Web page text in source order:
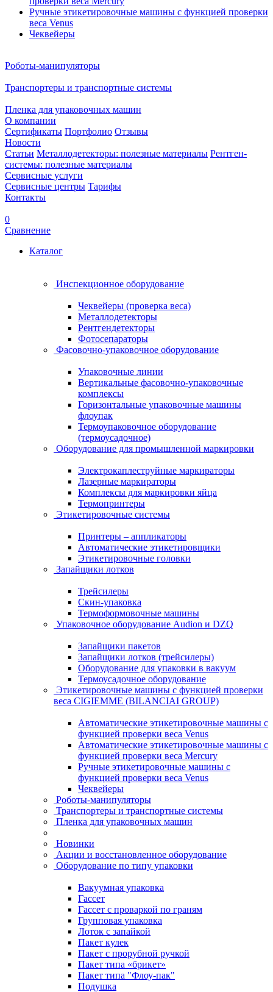
Ручные этикетировочные машины с функцией проверки
веса Venus
Чеквейеры
Роботы-манипуляторы
Транспортеры и транспортные системы
Пленка для упаковочных машин
О компании
Сертификаты Портфолио Отзывы
Новости
Статьи Металлодетекторы: полезные материалы Рентген-
системы: полезные материалы
Сервисные услуги
Сервисные центры Тарифы
Контакты
0
Сравнение
Каталог
Инспекционное оборудование
Чеквейеры (проверка веса)
Металлодетекторы
Рентгендетекторы
Фотосепараторы
Фасовочно-упаковочное оборудование
Упаковочные линии
Вертикальные фасовочно-упаковочные
комплексы
Горизонтальные упаковочные машины
флоупак
Термоупаковочное оборудование
(термоусадочное)
Оборудование для промышленной маркировки
Электрокаплеструйные маркираторы
Лазерные маркираторы
Комплексы для маркировки яйца
Термопринтеры
Этикетировочные системы
Принтеры – аппликаторы
Автоматические этикетировщики
Этикетировочные головки
Запайщики лотков
Трейсилеры
Скин-упаковка
Термоформовочные машины
Упаковочное оборудование Audion и DZQ
Запайщики пакетов
Запайщики лотков (трейсилеры)
Оборудование для упаковки в вакуум
Термоусадочное оборудование
Этикетировочные машины с функцией проверки
веса CIGIEMME (BILANCIAI GROUP)
Автоматические этикетировочные машины с
функцией проверки веса Venus
Автоматические этикетировочные машины с
функцией проверки веса Mercury
Ручные этикетировочные машины с
функцией проверки веса Venus
Чеквейеры
Роботы-манипуляторы
Транспортеры и транспортные системы
Пленка для упаковочных машин
Новинки
Акции и восстановленное оборудование
Оборудование по типу упаковки
Вакуумная упаковка
Гассет
Гассет с проваркой по граням
Групповая упаковка
Лоток с запайкой
Пакет кулек
Пакет с прорубной ручкой
Пакет типа «брикет»
Пакет типа "Флоу-пак"
Подушка